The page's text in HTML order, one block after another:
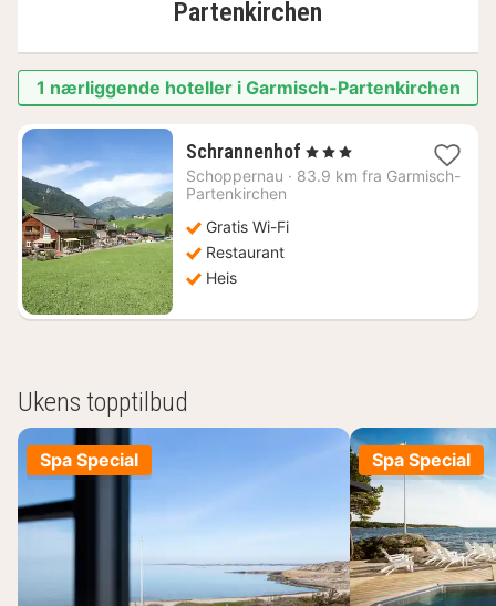
Partenkirchen
1 nærliggende hoteller i Garmisch-Partenkirchen
Schrannenhof 1
natt
, 3 Stjerner
Schoppernau · 83.9 km fra Garmisch-
Partenkirchen
Gratis Wi-Fi
Restaurant
Heis
Ukens topptilbud
Spa Special Spa Special